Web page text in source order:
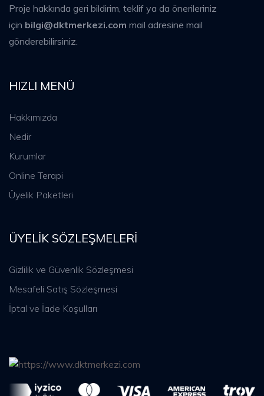
Proje hakkında geri bildirim, teklif ya da önerileriniz
için bilgi@dktmerkezi.com mail adresine mail
gönderebilirsiniz.
HIZLI MENÜ
Hakkımızda
Nedir
Kurumlar
Online Terapi
Üyelik Paketleri
ÜYELIK SÖZLEŞMELERI
Gizlilik ve Güvenlik Sözleşmesi
Mesafeli Satış Sözleşmesi
İptal ve İade Koşulları